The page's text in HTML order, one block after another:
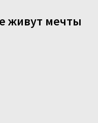
живут мечты